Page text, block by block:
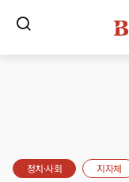
정치·사회 지자체